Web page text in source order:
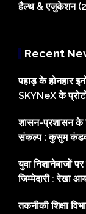
हैल्थ & एजुकेशन
Recent
पहाड़ के होनहार
SKYNeX के
शासन-प्रशासन के
संकल्प : कुसुम
युवा निशानेबाजों
जिम्मेदारी : रेखा
तकनीकी शिक्षा